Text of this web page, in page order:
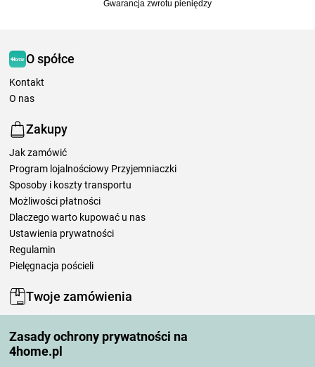
Zasady ochrony prywatności na
4home.pl
Gwarancja zwrotu pieniędzy
O spółce
Kontakt
O nas
Zakupy
Jak zamówić
Program lojalnościowy Przyjemniaczki
Sposoby i koszty transportu
Możliwości płatności
Dlaczego warto kupować u nas
Ustawienia prywatności
Regulamin
Pielęgnacja pościeli
Twoje zamówienia
Moje zamówienia
Reklamacje